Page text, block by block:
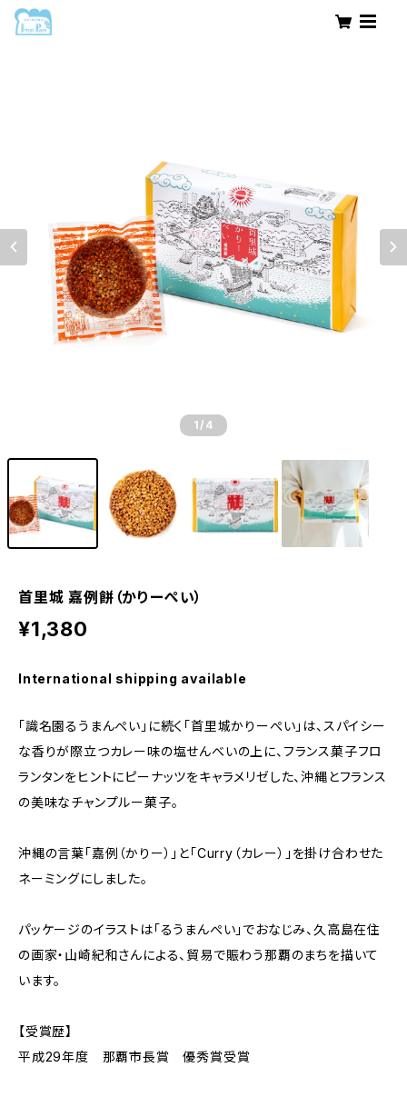
1 /4
首里城 嘉例餅（かりーぺい）
¥1,380
International shipping available
「識名園るうまんぺい」に続く「首里城かりーぺい」は、スパイシー
な香りが際立つカレー味の塩せんべいの上に、フランス菓子フロ
ランタンをヒントにピーナッツをキャラメリゼした、沖縄とフランス
の美味なチャンプルー菓子。
沖縄の言葉「嘉例（かりー）」と「Curry（カレー）」を掛け合わせた
ネーミングにしました。
パッケージのイラストは「るうまんぺい」でおなじみ、久高島在住
の画家・山崎紀和さんによる、貿易で賑わう那覇のまちを描いて
います。
【受賞歴】
平成29年度 那覇市長賞 優秀賞受賞